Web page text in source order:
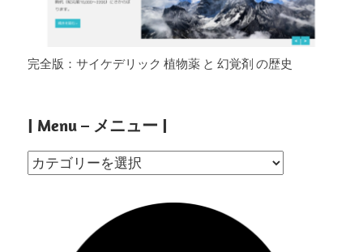
完全版：サイケデリック 植物薬 と 幻覚剤 の歴史
| Menu – メニュー |